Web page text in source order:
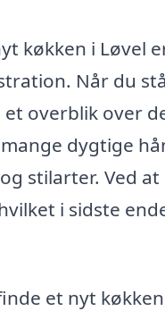
køkken i Løvel
Når du
overblik over
dygtige
stilarter. Ved
i sidste
et nyt